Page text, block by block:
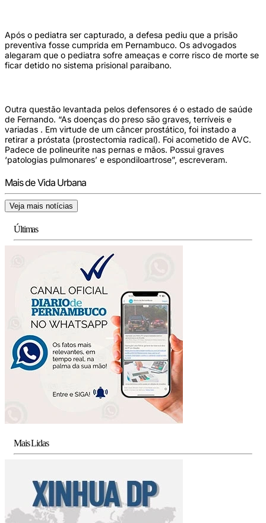
Após o pediatra ser capturado, a defesa pediu que a prisão
preventiva fosse cumprida em Pernambuco. Os advogados
alegaram que o pediatra sofre ameaças e corre risco de morte se
ficar detido no sistema prisional paraibano.
Outra questão levantada pelos defensores é o estado de saúde
de Fernando. “As doenças do preso são graves, terríveis e
variadas . Em virtude de um câncer prostático, foi instado a
retirar a próstata (prostectomia radical). Foi acometido de AVC.
Padece de polineurite nas pernas e mãos. Possui graves
‘patologias pulmonares’ e espondiloartrose”, escreveram.
Mais de Vida Urbana
Veja mais notícias
Últimas
Mais Lidas